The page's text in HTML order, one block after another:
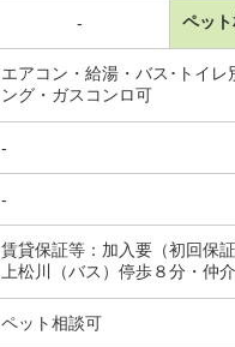
- ペッ
エアコン・給湯・バス･トイ
ング・ガスコンロ可
-
-
賃貸保証等：加入要（初回保
上松川（バス）停歩８分・仲
ペット相談可